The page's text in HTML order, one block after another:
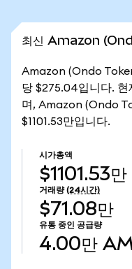
최신 Amazon
Amazon (Ondo
당 $275.04입니다.
며, Amazon (Ondo
$1101.53만입니다.
시가총액
$1101.53만
거래량 (24시간)
$71.08만
유통 중인 공급량
4.00만